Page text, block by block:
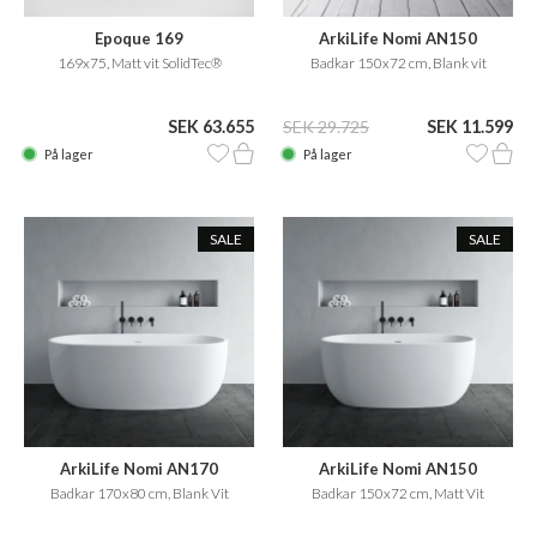
Epoque 169
169x75, Matt vit SolidTec®
SEK 63.655
På lager
ArkiLife Nomi AN150
Badkar 150x72 cm, Blank vit
SEK 29.725 SEK 11.599
På lager
SALE
ArkiLife Nomi AN170
Badkar 170x80 cm, Blank Vit
SALE
ArkiLife Nomi AN150
Badkar 150x72 cm, Matt Vit